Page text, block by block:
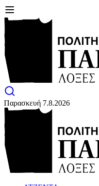
Παρασκευή 7.8.2026